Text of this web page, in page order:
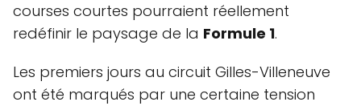
courses courtes pourraient réellement
redéfinir le paysage de la Formule 1.
Les premiers jours au circuit Gilles-Villeneuve
ont été marqués par une certaine tension